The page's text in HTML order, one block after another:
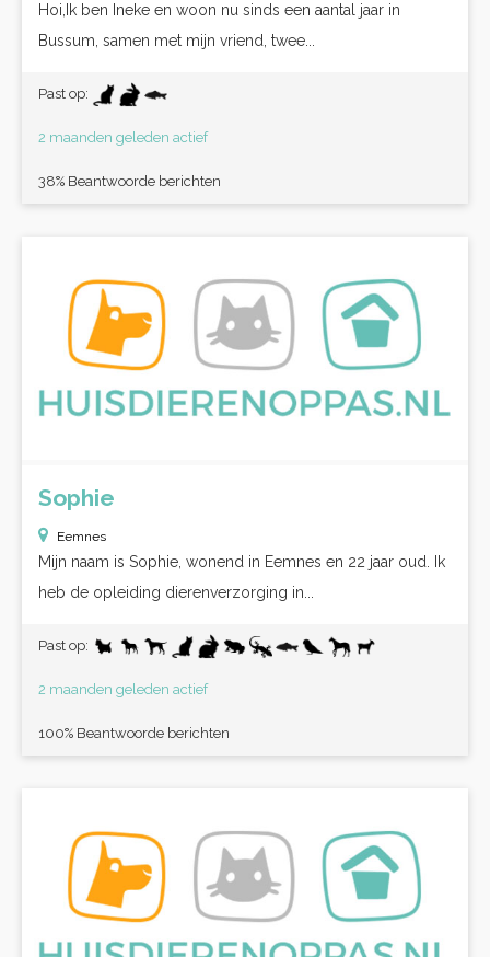
Hoi,Ik ben Ineke en woon nu sinds een aantal jaar in
Bussum, samen met mijn vriend, twee...
Past op:
2 maanden geleden actief
38% Beantwoorde berichten
Sophie
Eemnes
Mijn naam is Sophie, wonend in Eemnes en 22 jaar oud. Ik
heb de opleiding dierenverzorging in...
Past op:
2 maanden geleden actief
100% Beantwoorde berichten